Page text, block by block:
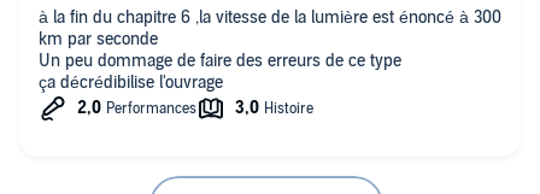
à la fin du chapitre 6 ,la vitesse de la lumière est énoncé à 300
km par seconde
Un peu dommage de faire des erreurs de ce type
ça décrédibilise l'ouvrage